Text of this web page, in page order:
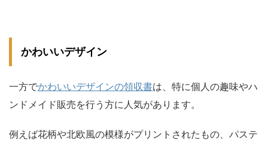
かわいいデザイン
一方でかわいいデザインの領収書は、特に個人の趣味やハ
ンドメイド販売を行う方に人気があります。
例えば花柄や北欧風の模様がプリントされたもの、パステ